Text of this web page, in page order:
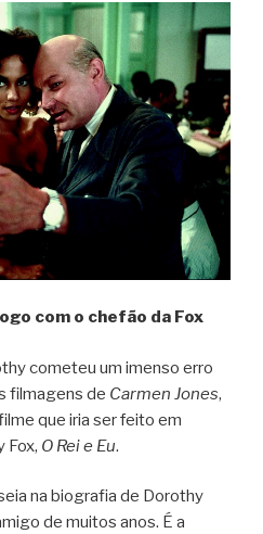
com o chefão da Fox
cometeu um imenso erro
filmagens de Carmen Jones,
que iria ser feito em
Fox, O Rei e Eu.
na biografia de Dorothy
de muitos anos. É a